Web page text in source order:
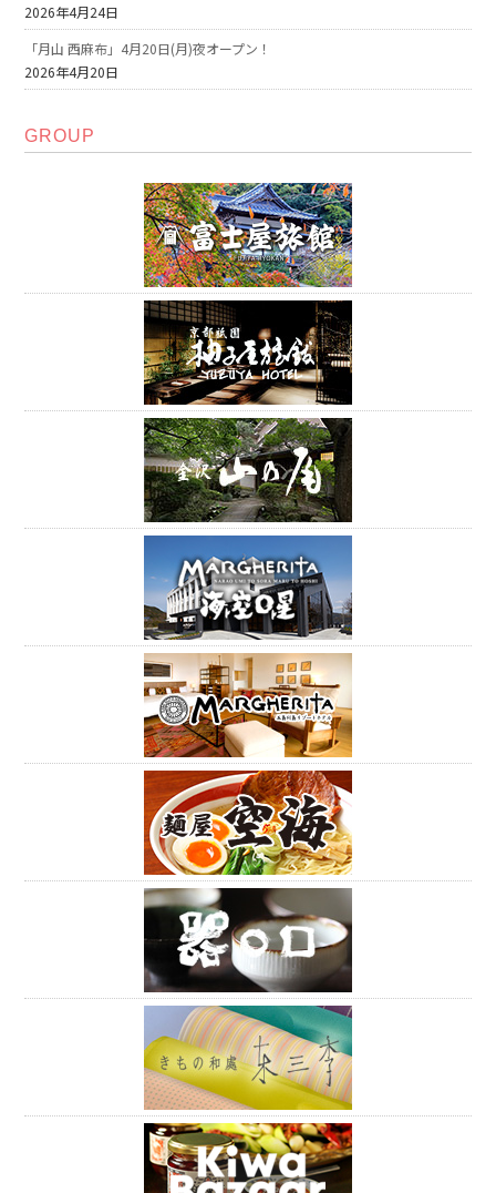
2026年4月24日
「月山 西麻布」4月20日(月)夜オープン！
2026年4月20日
GROUP